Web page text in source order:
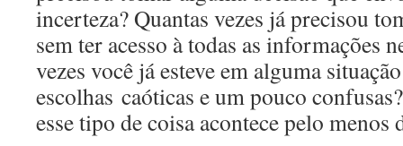
incerteza? Quantas vezes já precisou
sem ter acesso à todas as informações
vezes você já esteve em alguma
escolhas caóticas e um pouco
esse tipo de coisa acontece pelo menos